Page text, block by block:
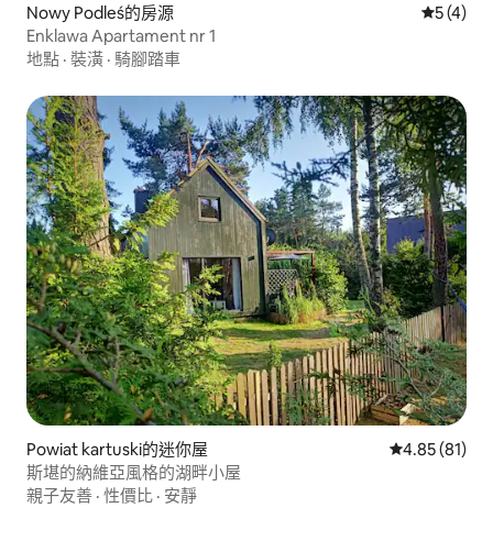
Nowy Podleś的房源 從 4 則評
5 (4)
Enklawa Apartament nr 1
地點 · 裝潢 · 騎腳踏車
Powiat kartuski的迷你屋 從 81 則評價
4.85 (81)
斯堪的納維亞風格的湖畔小屋
親子友善 · 性價比 · 安靜